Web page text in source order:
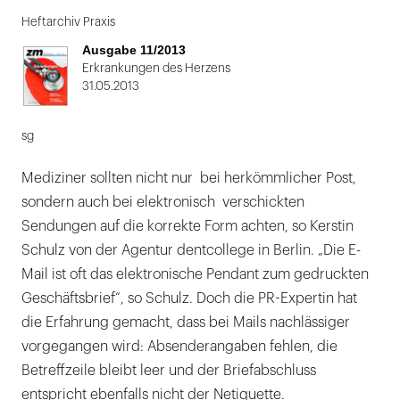
1
von
2
Heftarchiv Praxis
Ausgabe 11/2013
Erkrankungen des Herzens
31.05.2013
sg
Mediziner sollten nicht nur bei herkömmlicher Post,
sondern auch bei elektronisch verschickten
Sendungen auf die korrekte Form achten, so Kerstin
Schulz von der Agentur dentcollege in Berlin. „Die E-
Mail ist oft das elektronische Pendant zum gedruckten
Geschäftsbrief“, so Schulz. Doch die PR-Expertin hat
die Erfahrung gemacht, dass bei Mails nachlässiger
vorgegangen wird: Absenderangaben fehlen, die
Betreffzeile bleibt leer und der Briefabschluss
entspricht ebenfalls nicht der Netiquette.